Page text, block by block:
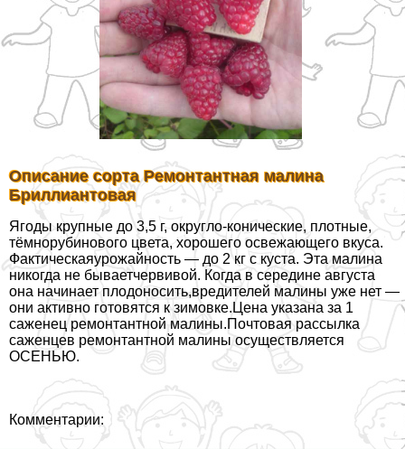
Описание сорта Ремонтантная малина
Бриллиантовая
Ягоды крупные до 3,5 г, округло-конические, плотные,
тёмнорубинового цвета, хорошего освежающего вкуса.
Фактическаяурожайность — до 2 кг с куста. Эта малина
никогда не бываетчервивой. Когда в середине августа
она начинает плодоносить,вредителей малины уже нет —
они активно готовятся к зимовке.Цена указана за 1
саженец ремонтантной малины.Почтовая рассылка
саженцев ремонтантной малины осуществляется
ОСЕНЬЮ.
Комментарии: